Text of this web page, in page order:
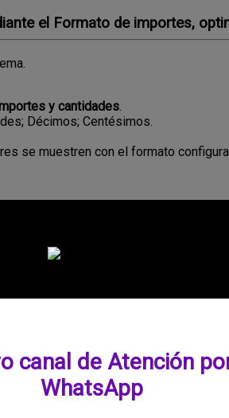
el Formato de importes,
y cantidades
; Décimos; Centésimos
se muestren con el formato
canal de Atención
WhatsApp